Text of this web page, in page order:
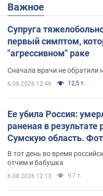
Важное
Супруга
первый симптом,
"агрессивном" раке
Сначала врачи не обратили
6.08.2026 12:46 12,5 т.
Ее убила Россия:
раненая в результате
Сумскую область.
В тот день во время
отчим и бабушка
6.08.2026 12:13 9,7 т.